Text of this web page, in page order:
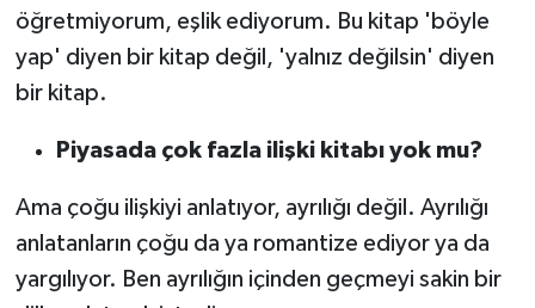
öğretmiyorum, eşlik ediyorum. Bu kitap 'böyle
yap' diyen bir kitap değil, 'yalnız değilsin' diyen
bir kitap.
Piyasada çok fazla ilişki kitabı yok mu?
Ama çoğu ilişkiyi anlatıyor, ayrılığı değil. Ayrılığı
anlatanların çoğu da ya romantize ediyor ya da
yargılıyor. Ben ayrılığın içinden geçmeyi sakin bir